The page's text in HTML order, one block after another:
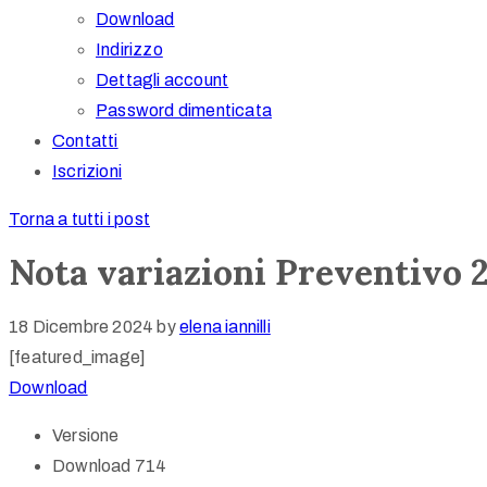
Download
Indirizzo
Dettagli account
Password dimenticata
Contatti
Iscrizioni
Torna a tutti i post
Nota variazioni Preventivo
18 Dicembre 2024 byelena iannilli
[featured_image]
Download
Versione
Download 714